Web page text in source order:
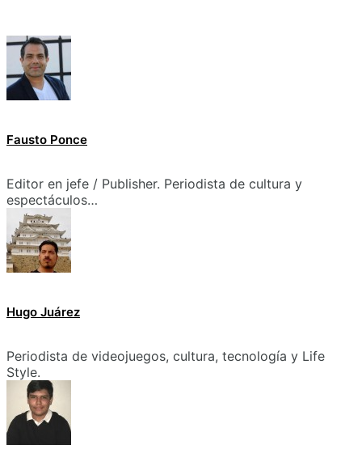
Fausto Ponce
Editor en jefe / Publisher. Periodista de cultura y
espectáculos…
Hugo Juárez
Periodista de videojuegos, cultura, tecnología y Life
Style.